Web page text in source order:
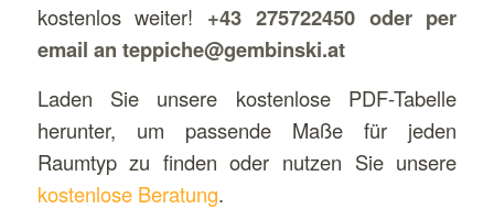
kostenlos weiter! +43 275722450 oder per
email an teppiche@gembinski.at
Laden Sie unsere kostenlose PDF-Tabelle
herunter, um passende Maße für jeden
Raumtyp zu finden oder nutzen Sie unsere
kostenlose Beratung.